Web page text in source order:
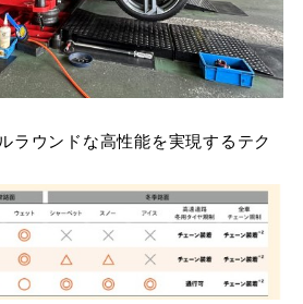
ラウンドな高性能を実現するテク